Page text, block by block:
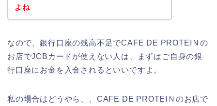
よね
なので、銀行口座の残高不足でCAFE DE PROTEIＮの
お店でJCBカードが使えない人は、まずはご自身の銀
行口座にお金を入金されるといいですよ。
私の場合はどうやら、、CAFE DE PROTEIＮのお店で